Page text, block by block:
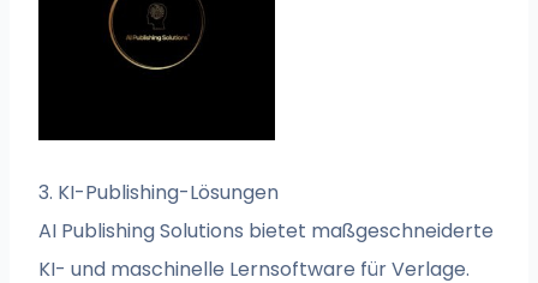
3. KI-Publishing-Lösungen
AI Publishing Solutions bietet maßgeschneiderte
KI- und maschinelle Lernsoftware für Verlage.